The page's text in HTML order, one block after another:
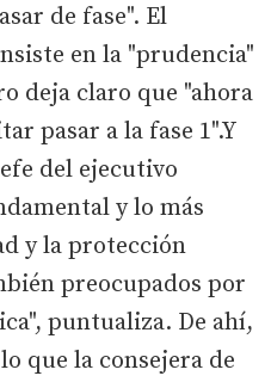
de fase". El
en la "prudencia"
deja claro que "ahora
pasar a la fase 1".Y
del ejecutivo
y lo más
y la protección
preocupados por
puntualiza. De ahí,
que la consejera de